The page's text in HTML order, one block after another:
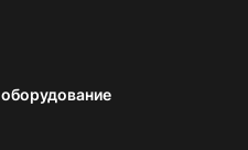
оборудование